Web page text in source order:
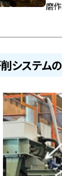
磨
システム